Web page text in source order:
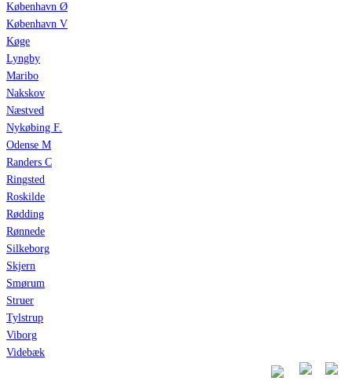
København Ø
København V
Køge
Lyngby
Maribo
Nakskov
Næstved
Nykøbing F.
Odense M
Randers C
Ringsted
Roskilde
Rødding
Rønnede
Silkeborg
Skjern
Smørum
Struer
Tylstrup
Viborg
Videbæk